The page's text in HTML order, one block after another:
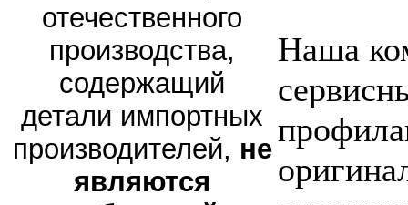
отечественного
производства,
содержащий
детали импортных
производителей, не
являются
Наша